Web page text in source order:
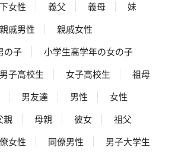
女性 義父 義母
妹
親戚男性
親戚女性
の子
小学生高学年の女の子
男子高校生 女子高校生
祖母
男友達 男性
女性
親 母親 彼女
祖父
女性 同僚男性
男子大学生